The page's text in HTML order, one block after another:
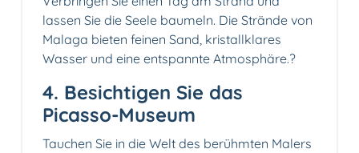
lassen Sie die Seele baumeln. Die Strände von
Malaga bieten feinen Sand, kristallklares
Wasser und eine entspannte Atmosphäre.️?
4. Besichtigen Sie das
Picasso-Museum
Tauchen Sie in die Welt des berühmten Malers